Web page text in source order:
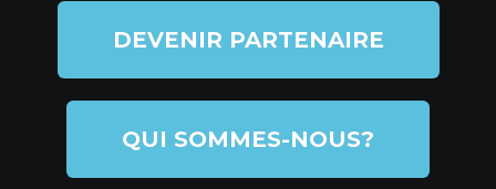
DEVENIR PARTENAIRE
QUI SOMMES-NOUS?